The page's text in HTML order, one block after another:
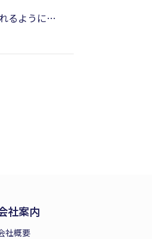
るようにな
ときに心
くれる夫の
社案内
社概要